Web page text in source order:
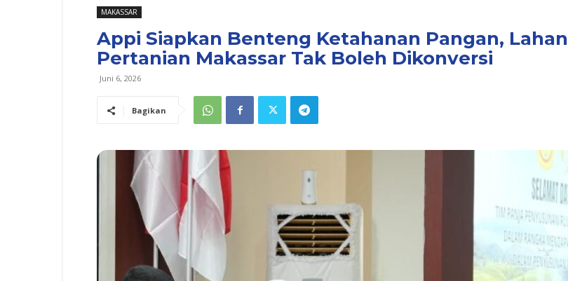
MAKASSAR
Appi Siapkan Benteng Ketahanan Pangan, Lahan
Pertanian Makassar Tak Boleh Dikonversi
Juni 6, 2026
Bagikan